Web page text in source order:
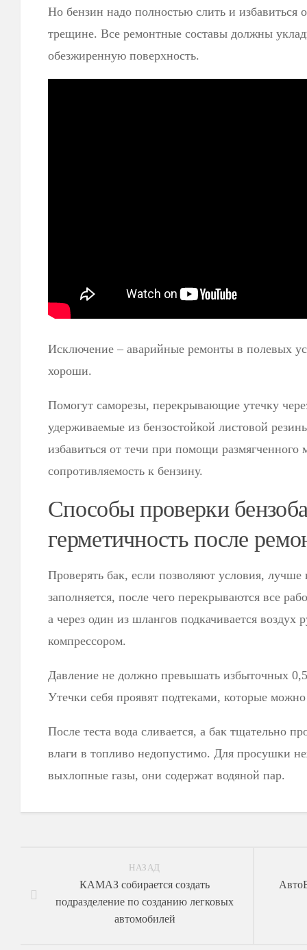
Но бензин надо полностью слить и избавиться
трещине. Все ремонтные составы должны
обезжиренную поверхность.
Исключение – аварийные ремонты в полевых
хороши.
Помогут саморезы, перекрывающие утечку
удерживаемые из бензостойкой листовой
избавиться от течи при помощи размягченного
сопротивляемость к бензину.
Способы проверки
герметичность после
Проверять бак, если позволяют условия,
заполняется, после чего перекрываются все
а через один из шлангов подкачивается воздух
компрессором.
Давление не должно превышать избыточных 0,5
Утечки себя проявят подтеками, которые
После теста вода сливается, а бак тщательно
влаги в топливо недопустимо. Для просушки
выхлопные газы, они содержат водяной пар.
НАЗАД
КАМАЗ собирается создать
подразделение по созданию легковых
автомобилей